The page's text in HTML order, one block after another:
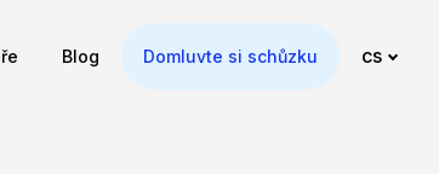
Blog Domluvte si schůzku cs